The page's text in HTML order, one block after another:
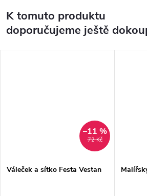
K tomuto produktu
doporučujeme ještě
72 Kč
–11 %
Váleček a sítko Festa Vestan